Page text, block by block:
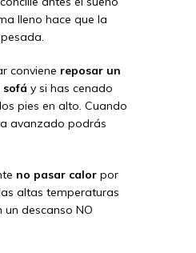
lleno hace que la
conviene reposar un
sofá y si has cenado
pies en alto. Cuando
avanzado podrás
no pasar calorpor
altas temperaturas
un descanso NO